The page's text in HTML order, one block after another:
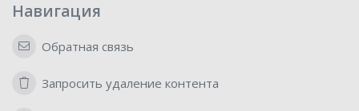
Навигация
Обратная связь
Запросить удаление контента